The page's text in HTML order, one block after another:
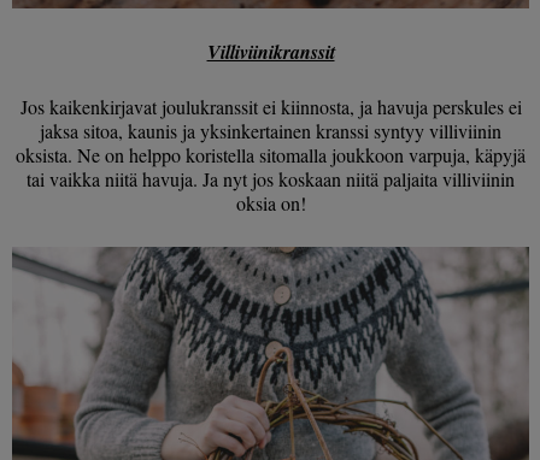
Villiviinikranssit
Jos kaikenkirjavat joulukranssit ei kiinnosta, ja havuja perskules ei
jaksa sitoa, kaunis ja yksinkertainen kranssi syntyy villiviinin
oksista. Ne on helppo koristella sitomalla joukkoon varpuja, käpyjä
tai vaikka niitä havuja. Ja nyt jos koskaan niitä paljaita villiviinin
oksia on!